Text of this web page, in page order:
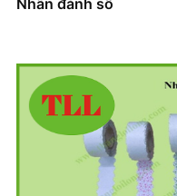
Nhãn đánh số